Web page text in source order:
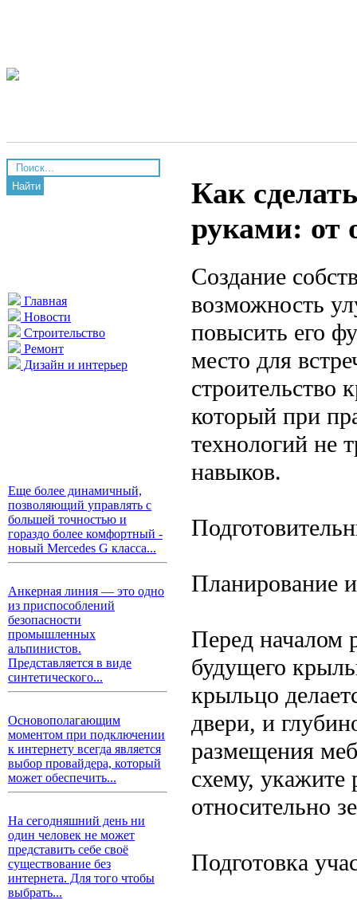
Найти
Главная
Новости
Строительство
Ремонт
Дизайн и интерьер
Еще более динамичный,
позволяющий управлять с
большей точностью и
гораздо более комфортный -
новый Mercedes G класса...
Анкерная линия — это одно
из приспособлений
безопасности
промышленных
альпинистов.
Представляется в виде
синтетического...
Основополагающим
моментом при подключении
к интернету всегда является
выбор провайдера, который
может обеспечить...
На сегодняшний день ни
один человек не может
представить себе своё
существование без
интернета. Для того чтобы
выбрать...
Как
руками: от
Создание
возможность
повысить его
место для
который при
технологий не
навыков.
Планирование
Перед началом
будущего
крыльцо
двери, и
размещения
схему, укажите
относительно
Подготовка